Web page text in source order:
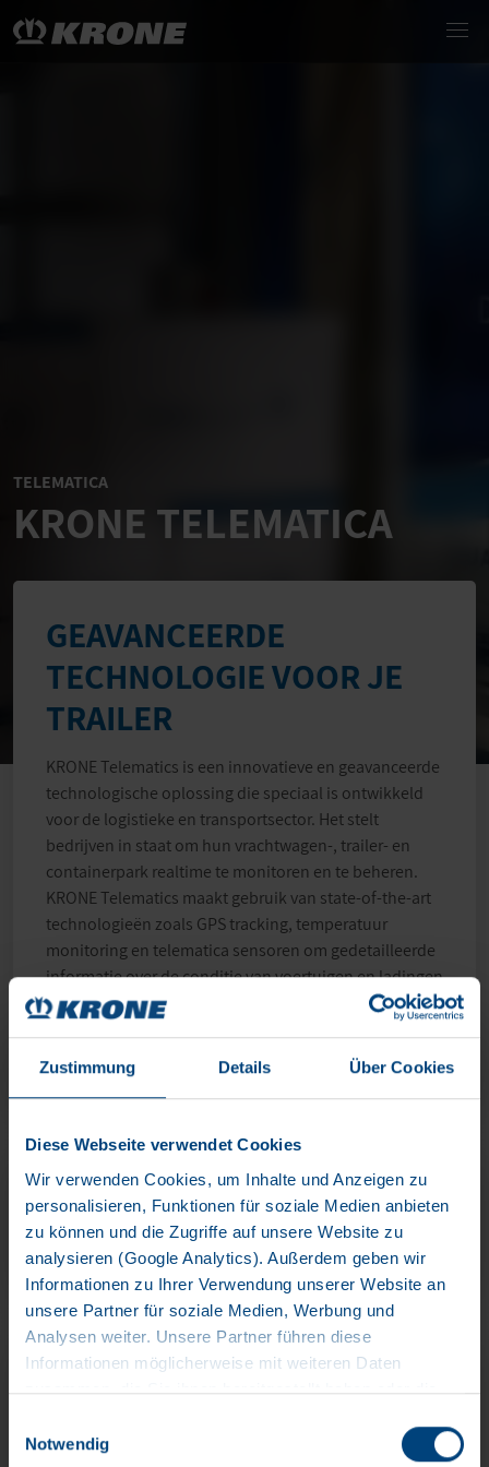
Zustimmung Details Über Cookies
Diese Webseite verwendet Cookies
Wir verwenden Cookies, um Inhalte und Anzeigen zu
personalisieren, Funktionen für soziale Medien anbieten
zu können und die Zugriffe auf unsere Website zu
analysieren (Google Analytics). Außerdem geben wir
Informationen zu Ihrer Verwendung unserer Website an
unsere Partner für soziale Medien, Werbung und
Analysen weiter. Unsere Partner führen diese
Informationen möglicherweise mit weiteren Daten
zusammen, die Sie ihnen bereitgestellt haben oder die
haben. Wir setzen im Rahmen des Trackings auch
Notwendig
TELEMATICA
KRONE TELEMATICA
GEAVANCEERDE
TECHNOLOGIE VOOR JE
TRAILER
KRONE Telematics is een innovatieve en geavanceerde
technologische oplossing die speciaal is ontwikkeld
voor de logistieke en transportsector. Het stelt
bedrijven in staat om hun vrachtwagen-, trailer- en
containerpark realtime te monitoren en te beheren.
KRONE Telematics maakt gebruik van state-of-the-art
technologieën zoals GPS tracking, temperatuur
monitoring en telematica sensoren om gedetailleerde
informatie over de conditie van voertuigen en ladingen
te leveren. Dit stelt bedrijven in staat om hun logistieke
processen te optimaliseren, efficiëntie te verhogen en
KRONE 3D TELEMATICA
meer leren
KRONE TELEMATICA SERVICE
PAKKETTEN